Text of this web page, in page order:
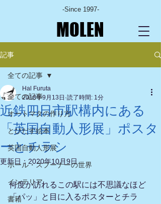
-Since 1997-
MOLEN
記事
全ての記事
オートマタの作り方
とびだす絵本
英国自動人形展
ポール・スプーナーの世界
インテリア
書籍
全ての記事
近鉄四日市駅構内にある
「英国自動人形展」ポスタ
ーとチラシ
Hal Furuta
2018年9月13日 読了時間: 1分
更新日： 2020年10月9日
何度か訪れるこの駅には不思議なほど
「パッ」と目に入るポスターとチラ